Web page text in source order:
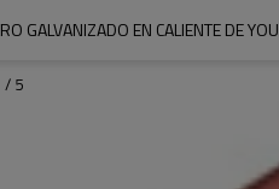
GALVANIZADO EN CALIENTE DE
/ 5